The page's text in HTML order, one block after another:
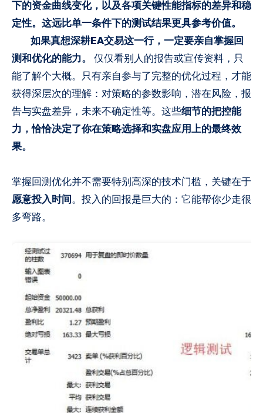
下的资金曲线变化，以及各项关键性能指标的差异和稳
定性。这远比单一条件下的测试结果更具参考价值。
如果真想深耕EA交易这一行，一定要亲自掌握回
测和优化的能力。
仅仅看别人的报告或宣传资料，只
能了解个大概。只有亲自参与了完整的优化过程，才能
获得深层次的理解：对策略的参数影响，潜在风险，报
告与实盘差异，未来不确定性等。这些细节的把控能
力，恰恰决定了你在策略选择和实盘应用上的最终效
果。
掌握回测优化并不需要特别高深的技术门槛，关键在于
愿意投入时间。投入的回报是巨大的：它能帮你少走很
多弯路。